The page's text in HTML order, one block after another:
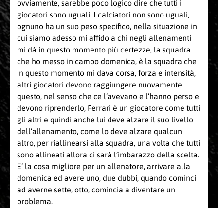
ovviamente, sarebbe poco logico dire che tutti i
giocatori sono uguali. I calciatori non sono uguali,
ognuno ha un suo peso specifico, nella situazione in
cui siamo adesso mi affido a chi negli allenamenti
mi dà in questo momento più certezze, la squadra
che ho messo in campo domenica, è la squadra che
in questo momento mi dava corsa, forza e intensità,
altri giocatori devono raggiungere nuovamente
questo, nel senso che ce l’avevano e l’hanno perso e
devono riprenderlo, Ferrari è un giocatore come tutti
gli altri e quindi anche lui deve alzare il suo livello
dell’allenamento, come lo deve alzare qualcun
altro, per riallinearsi alla squadra, una volta che tutti
sono allineati allora ci sarà l’imbarazzo della scelta.
E’ la cosa migliore per un allenatore, arrivare alla
domenica ed avere uno, due dubbi, quando cominci
ad averne sette, otto, comincia a diventare un
problema.